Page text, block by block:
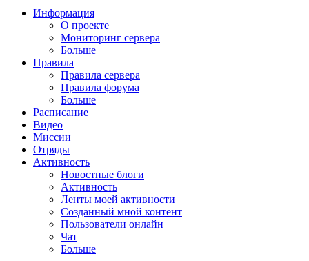
Информация
О проекте
Мониторинг сервера
Больше
Правила
Правила сервера
Правила форума
Больше
Расписание
Видео
Миссии
Отряды
Активность
Новостные блоги
Активность
Ленты моей активности
Созданный мной контент
Пользователи онлайн
Чат
Больше